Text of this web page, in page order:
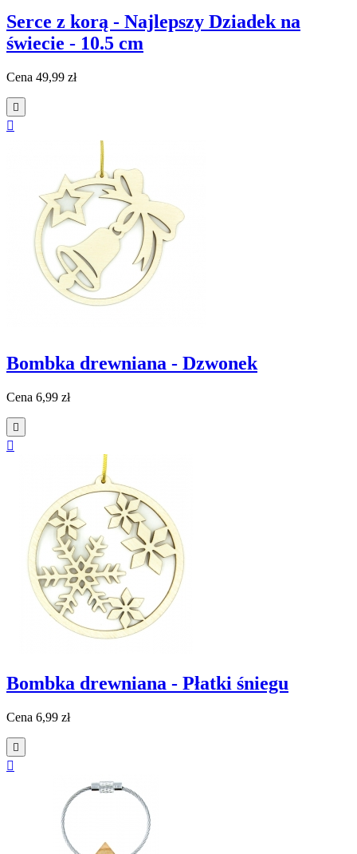
Serce z korą - Najlepszy Dziadek na
świecie - 10.5 cm
Cena 49,99 zł


Bombka drewniana - Dzwonek
Cena 6,99 zł


Bombka drewniana - Płatki śniegu
Cena 6,99 zł

